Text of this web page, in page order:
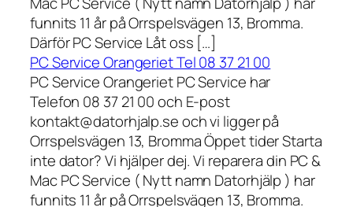
funnits 11 år på Orrspelsvägen 13, Bromma.
Därför PC Service Låt oss […]
PC Service Orangeriet Tel 08 37 21 00
PC Service Orangeriet PC Service har
Telefon 08 37 21 00 och E-post
kontakt@datorhjalp.se och vi ligger på
Orrspelsvägen 13, Bromma Öppet tider Starta
inte dator? Vi hjälper dej. Vi reparera din PC &
Mac PC Service ( Nytt namn Datorhjälp ) har
funnits 11 år på Orrspelsvägen 13, Bromma.